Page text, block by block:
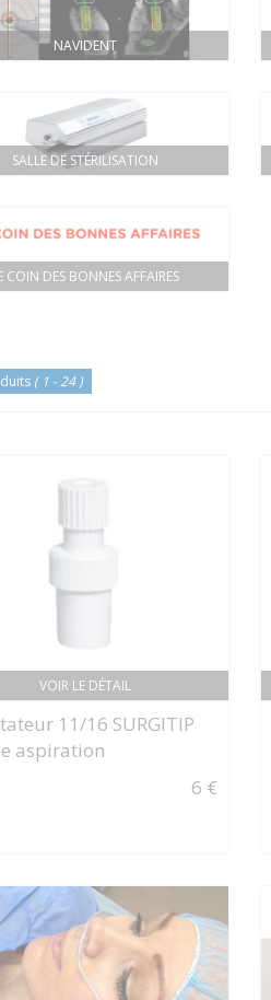
NAVIDENT
SALLE DE STÉRILISATION
COIN DES BONNES AFFAIRES
( 1 - 24 )
VOIR LE DÉTAIL
11/16 SURGITIP
aspiration
6 €